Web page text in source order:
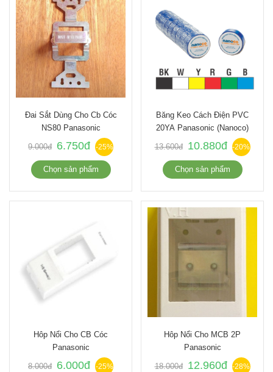
Đai Sắt Dùng Cho Cb Cóc
NS80 Panasonic
9.000đ 6.750đ -25%
Chọn sản phẩm
Băng Keo Cách Điện PVC
20YA Panasonic (Nanoco)
13.600đ 10.880đ -20%
Chọn sản phẩm
Hôp Nổi Cho CB Cóc
Panasonic
8.000đ 6.000đ -25%
Hôp Nổi Cho MCB 2P
Panasonic
18.000đ 12.960đ -28%